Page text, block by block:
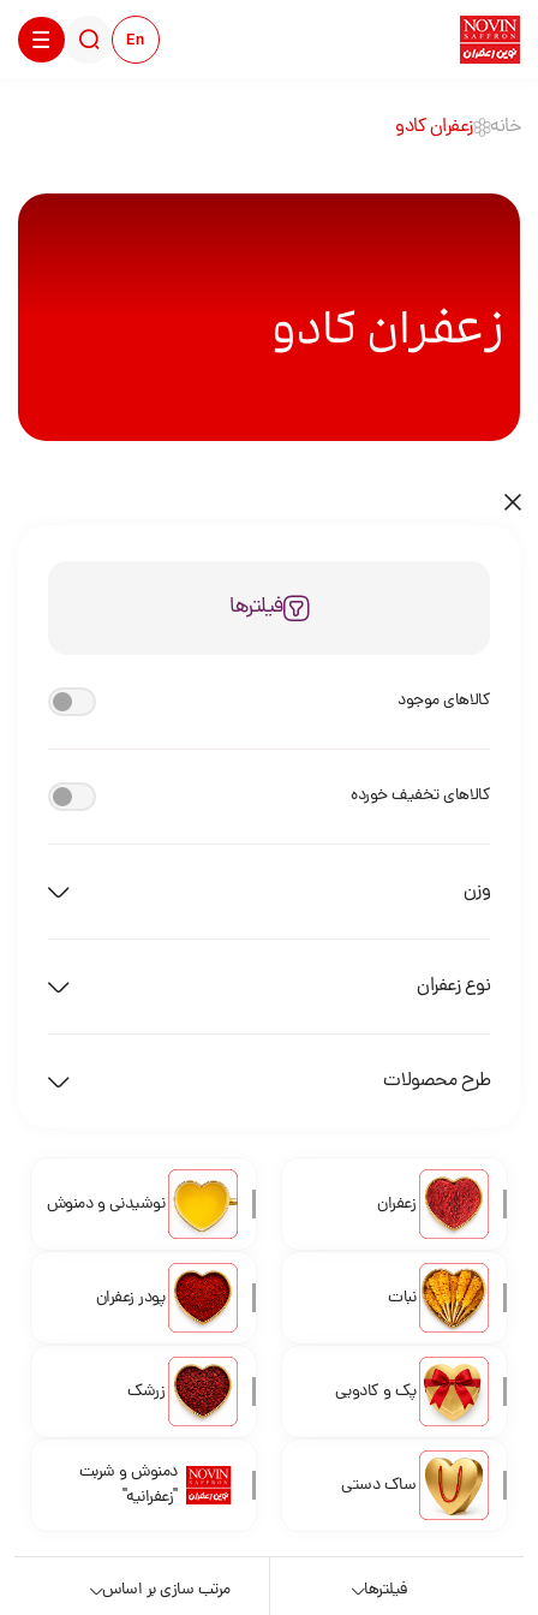
En
خانه زعفران کادو
زعفران کادو
فیلترها
کالاهای موجود
کالاهای تخفیف خورده
وزن
نوع زعفران
طرح محصولات
زعفران نوشیدنی و دمنوش
نبات پودر زعفران
پک و کادویی زرشک
ساک دستی
دمنوش و شربت
"زعفرانیه"
فیلترها مرتب سازی بر اساس